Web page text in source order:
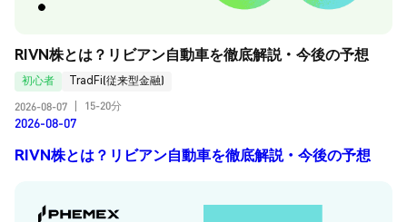
RIVN株とは？リビアン自動車を徹底解説・今後の予想
初心者
TradFi(従来型金融)
2026-08-07
15-20分
2026-08-07
RIVN株とは？リビアン自動車を徹底解説・今後の予想